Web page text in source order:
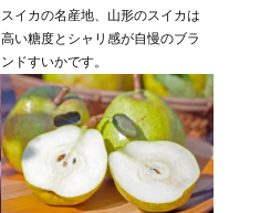
スイカの名産地、山形のスイカは
高い糖度とシャリ感が自慢のブラ
ンドすいかです。